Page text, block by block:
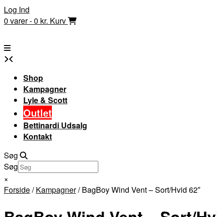
Skip
to
Log Ind
0 varer - 0 kr. Kurv
Shop
Kampagner
Lyle & Scott
Outlet
Bettinardi Udsalg
Kontakt
Søg
Søg
×
Forside/Kampagner/ BagBoy Wind Vent – Sort/Hvid 62″